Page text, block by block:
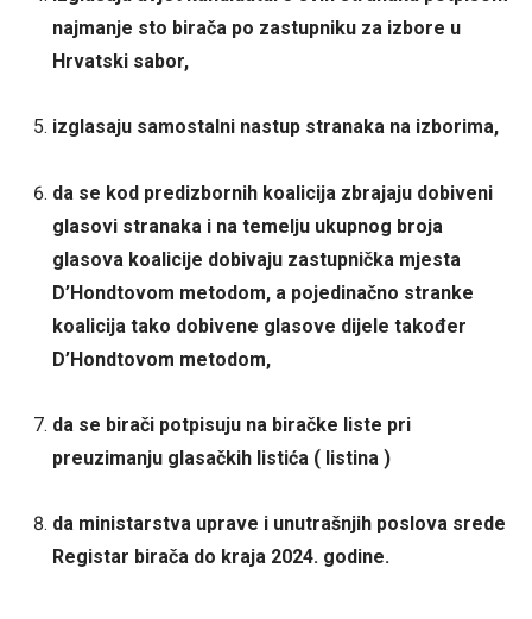
najmanje sto birača po zastupniku za izbore u
Hrvatski sabor,
izglasaju samostalni nastup stranaka na izborima,
da se kod predizbornih koalicija zbrajaju dobiveni
glasovi stranaka i na temelju ukupnog broja
glasova koalicije dobivaju zastupnička mjesta
D’Hondtovom metodom, a pojedinačno stranke
koalicija tako dobivene glasove dijele također
D’Hondtovom metodom,
da se birači potpisuju na biračke liste pri
preuzimanju glasačkih listića ( listina )
da ministarstva uprave i unutrašnjih poslova srede
Registar birača do kraja 2024. godine.